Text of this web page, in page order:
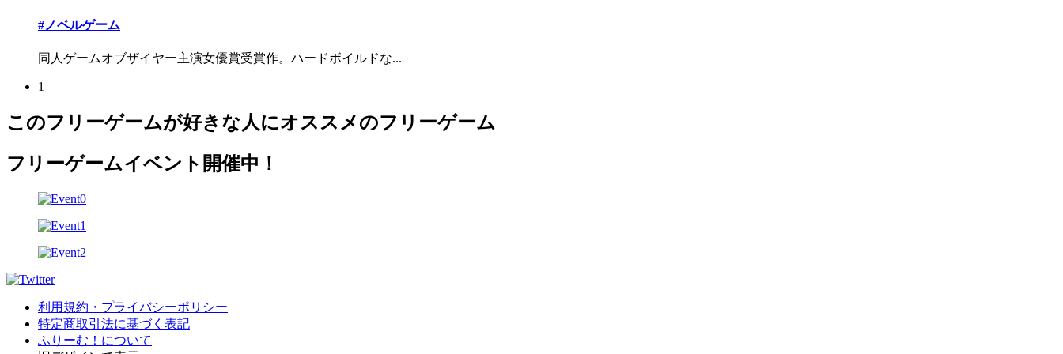
#ノベルゲーム
同人ゲームオブザイヤー主演女優賞受賞作。ハードボイルドな...
1
このフリーゲームが好きな人にオススメのフリーゲーム
フリーゲームイベント開催中！
利用規約・プライバシーポリシー
特定商取引法に基づく表記
ふりーむ！について